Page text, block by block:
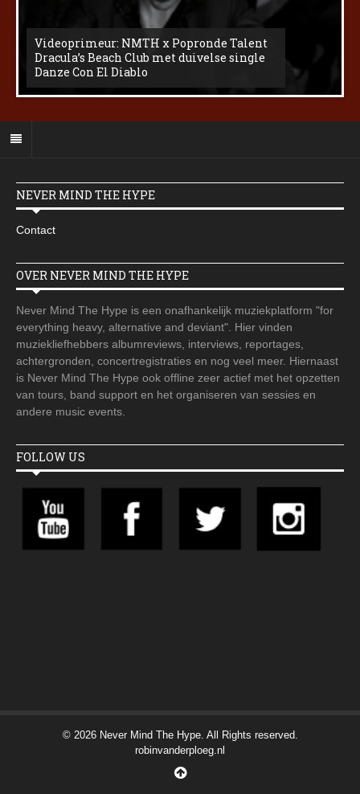
Videoprimeur: NMTH x Popronde Talent
Dracula’s Beach Club met duivelse single
Danze Con El Diablo
NEVER MIND THE HYPE
Contact
OVER NEVER MIND THE HYPE
Never Mind The Hype is een onafhankelijk muziekplatform "for
everything heavy, alternative and deviant". Hier vinden
muziekliefhebbers albumreviews, interviews, reportages,
achtergronden, concertregistraties en nog veel meer. Hiernaast
is Never Mind The Hype ook offline zeer actief met het opzetten
van tours, band support en het organiseren van sessies en
andere music events.
FOLLOW US
© 2026 Never Mind The Hype. All Rights reserved.
robinvanderploeg.nl